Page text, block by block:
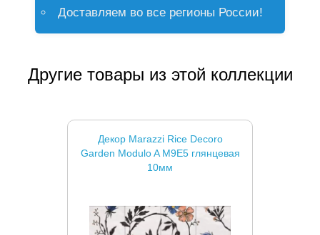
Доставляем во все регионы России!
Другие товары из этой коллекции
Декор Marazzi Rice Decoro
Garden Modulo A M9E5 глянцевая
10мм